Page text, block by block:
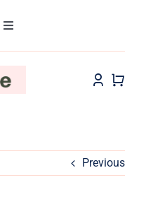
Toggle
Previous